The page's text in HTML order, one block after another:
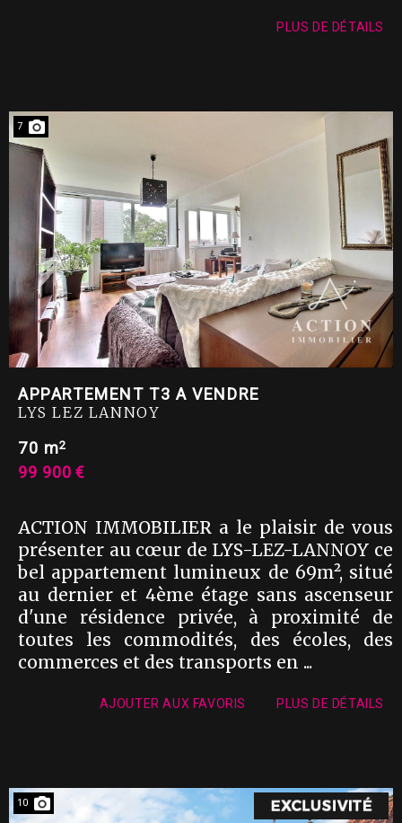
PLUS DE DÉTAILS
7
APPARTEMENT T3 A VENDRE
LYS LEZ LANNOY
70 m2
99 900 €
ACTION IMMOBILIER a le plaisir de vous
présenter au cœur de LYS-LEZ-LANNOY ce
bel appartement lumineux de 69m², situé
au dernier et 4ème étage sans ascenseur
d'une résidence privée, à proximité de
toutes les commodités, des écoles, des
commerces et des transports en ...
AJOUTER AUX FAVORIS PLUS DE DÉTAILS
10